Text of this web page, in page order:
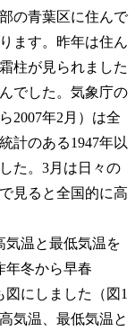
の青葉区に住んで
ます。昨年は住ん
柱が見られました
でした。気象庁の
2007年2月）は全
計のある1947年以
た。3月は日々の
見ると全国的に高
気温と最低気温を
年冬から早春
図にしました（図1
気温、最低気温と